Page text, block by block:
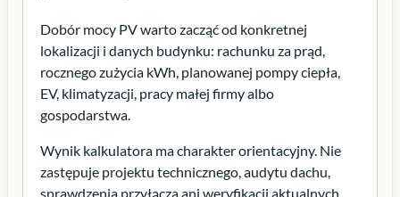
Dobór mocy PV warto zacząć od konkretnej
lokalizacji i danych budynku: rachunku za prąd,
rocznego zużycia kWh, planowanej pompy ciepła,
EV, klimatyzacji, pracy małej firmy albo
gospodarstwa.
Wynik kalkulatora ma charakter orientacyjny. Nie
zastępuje projektu technicznego, audytu dachu,
sprawdzenia przyłącza ani weryfikacji aktualnych